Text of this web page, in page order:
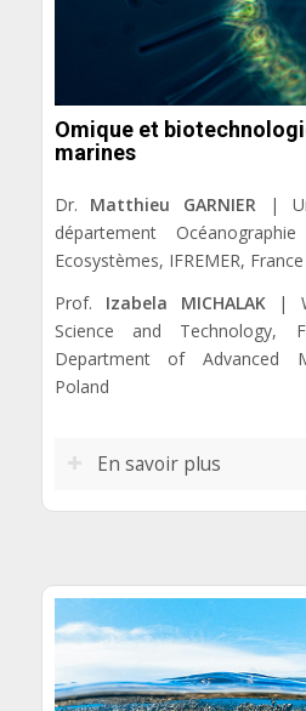
Omique et
marines
Dr. Matthieu GARNIER |
département
Ecosystèmes, IFREMER, France
Prof. Izabela MICHALAK|
Science and Technology,
Department of Advanced
Poland
En savoir plus